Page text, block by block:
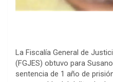
La Fiscalía General de
(FGJES) obtuvo para
sentencia de 1 año de